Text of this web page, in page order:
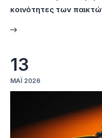
κοινότητες των
13
ΜΆΙ 2026